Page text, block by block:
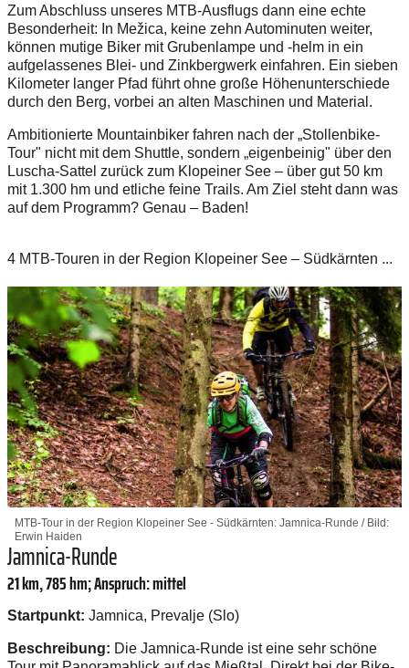
Zum Abschluss unseres MTB-Ausflugs dann eine echte
Besonderheit: In Mežica, keine zehn Autominuten weiter,
können mutige Biker mit Grubenlampe und -helm in ein
aufgelassenes Blei- und Zinkbergwerk einfahren. Ein sieben
Kilometer langer Pfad führt ohne große Höhenunterschiede
durch den Berg, vorbei an alten Maschinen und Material.
Ambitionierte Mountainbiker fahren nach der „Stollenbike-
Tour" nicht mit dem Shuttle, sondern „eigenbeinig" über den
Luscha-Sattel zurück zum Klopeiner See – über gut 50 km
mit 1.300 hm und etliche feine Trails. Am Ziel steht dann was
auf dem Programm? Genau – Baden!
4 MTB-Touren in der Region Klopeiner See – Südkärnten ...
MTB-Tour in der Region Klopeiner See - Südkärnten: Jamnica-Runde / Bild:
Erwin Haiden
Jamnica-Runde
21 km, 785 hm; Anspruch: mittel
Startpunkt: Jamnica, Prevalje (Slo)
Beschreibung: Die Jamnica-Runde ist eine sehr schöne